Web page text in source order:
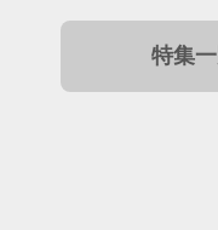
特集